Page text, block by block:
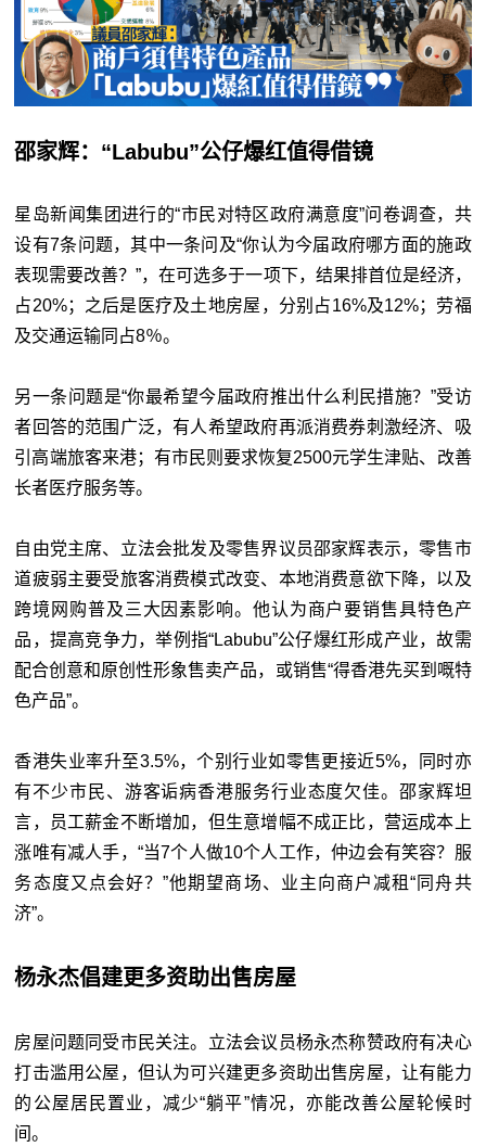
邵家辉：“Labubu”公仔爆红值得借镜
星岛新闻集团进行的“市民对特区政府满意度”问卷调查，共
设有7条问题，其中一条问及“你认为今届政府哪方面的施政
表现需要改善？”，在可选多于一项下，结果排首位是经济，
占20%；之后是医疗及土地房屋，分别占16%及12%；劳福
及交通运输同占8％。
另一条问题是“你最希望今届政府推出什么利民措施？”受访
者回答的范围广泛，有人希望政府再派消费券刺激经济、吸
引高端旅客来港；有市民则要求恢复2500元学生津贴、改善
长者医疗服务等。
自由党主席、立法会批发及零售界议员邵家辉表示，零售市
道疲弱主要受旅客消费模式改变、本地消费意欲下降，以及
跨境网购普及三大因素影响。他认为商户要销售具特色产
品，提高竞争力，举例指“Labubu”公仔爆红形成产业，故需
配合创意和原创性形象售卖产品，或销售“得香港先买到嘅特
色产品”。
香港失业率升至3.5%，个别行业如零售更接近5%，同时亦
有不少市民、游客诟病香港服务行业态度欠佳。邵家辉坦
言，员工薪金不断增加，但生意增幅不成正比，营运成本上
涨唯有减人手，“当7个人做10个人工作，仲边会有笑容？服
务态度又点会好？”他期望商场、业主向商户减租“同舟共
济”。
杨永杰倡建更多资助出售房屋
房屋问题同受市民关注。立法会议员杨永杰称赞政府有决心
打击滥用公屋，但认为可兴建更多资助出售房屋，让有能力
的公屋居民置业，减少“躺平”情况，亦能改善公屋轮候时
间。